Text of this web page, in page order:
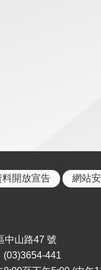
開放宣告 網站
中山路47 號
(03)3654-441